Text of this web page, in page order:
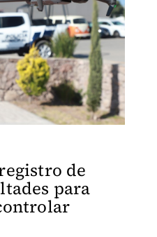
de
para